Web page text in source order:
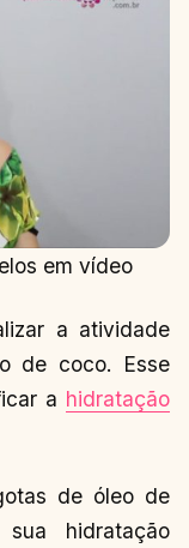
em vídeo
a atividade
de coco. Esse
a hidratação
de óleo de
hidratação